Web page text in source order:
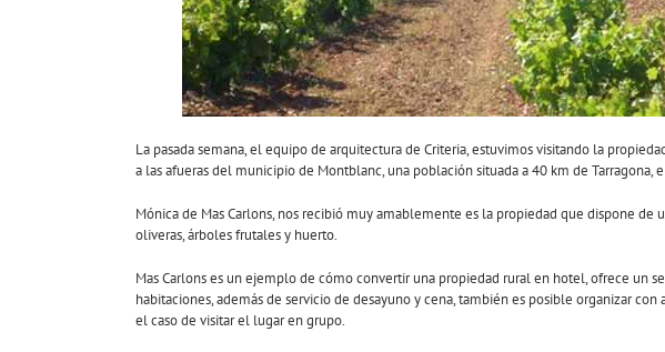
La pasada semana, el equipo de arquitectura de Criteria, estuvimos visitando la
a las afueras del municipio de Montblanc, una población situada a 40 km de Tarragona,
Mónica de Mas Carlons, nos recibió muy amablemente es la propiedad que dispone
oliveras, árboles frutales y huerto.
Mas Carlons es un ejemplo de cómo convertir una propiedad rural en hotel, ofrece un
habitaciones, además de servicio de desayuno y cena, también es posible organizar
el caso de visitar el lugar en grupo.